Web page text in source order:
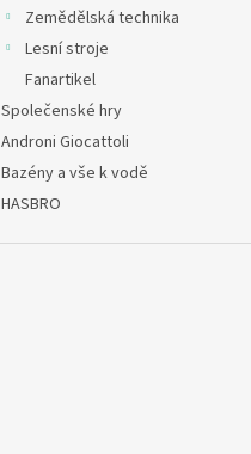
Zemědělská technika
Lesní stroje
Fanartikel
Společenské hry
Androni Giocattoli
Bazény a vše k vodě
HASBRO